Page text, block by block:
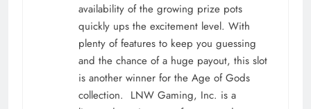
availability of the growing prize pots
quickly ups the excitement level. With
plenty of features to keep you guessing
and the chance of a huge payout, this slot
is another winner for the Age of Gods
collection. LNW Gaming, Inc. is a